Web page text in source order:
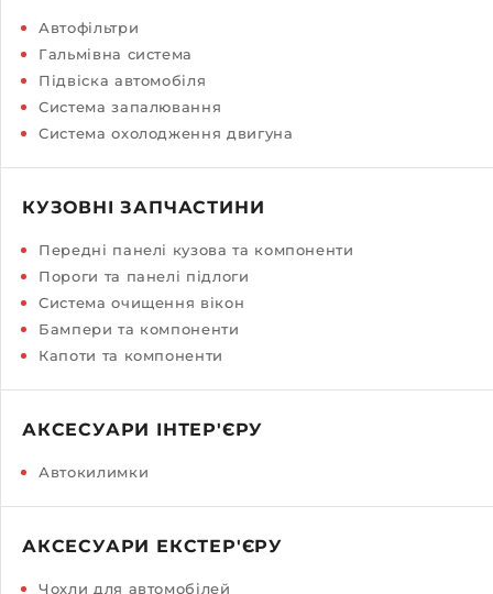
Автофільтри
Гальмівна система
Підвіска автомобіля
Система запалювання
Система охолодження двигуна
КУЗОВНІ ЗАПЧАСТИНИ
Передні панелі кузова та компоненти
Пороги та панелі підлоги
Система очищення вікон
Бампери та компоненти
Капоти та компоненти
АКСЕСУАРИ ІНТЕР'ЄРУ
Автокилимки
АКСЕСУАРИ ЕКСТЕР'ЄРУ
Чохли для автомобілей